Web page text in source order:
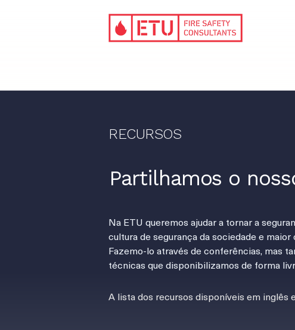
RECURSOS
Partilhamos o
Na ETU queremos ajudar a tornar a
cultura de segurança da sociedade e
Fazemo-lo através de conferências, mas
técnicas que disponibilizamos de forma
A lista dos recursos disponíveis em inglês